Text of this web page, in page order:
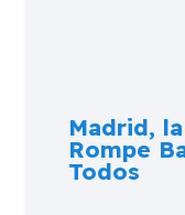
Madrid,
Rompe
Todos